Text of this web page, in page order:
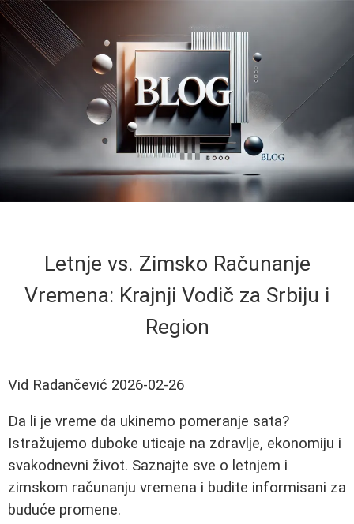
Letnje vs. Zimsko Računanje
Vremena: Krajnji Vodič za Srbiju i
Region
Vid Radančević 2026-02-26
Da li je vreme da ukinemo pomeranje sata?
Istražujemo duboke uticaje na zdravlje, ekonomiju i
svakodnevni život. Saznajte sve o letnjem i
zimskom računanju vremena i budite informisani za
buduće promene.